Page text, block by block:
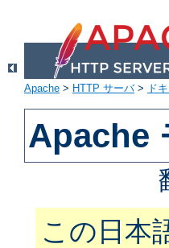
Apache > HTTP サーバ> ド
Apache
この日本